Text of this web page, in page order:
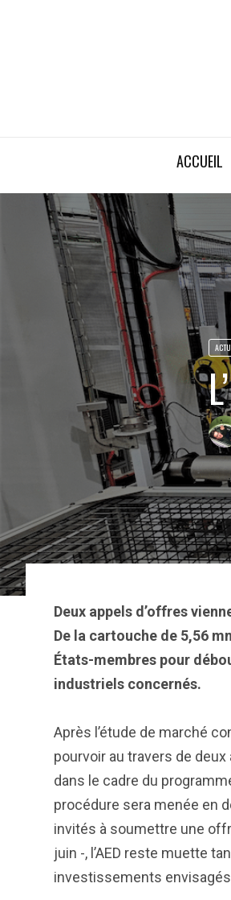
ACCUEIL
Deux appels d’offres
De la cartouche de 5,56
États-membres pour
industriels concernés.
Après l’étude de marché
pourvoir au travers de deux
dans le cadre du
procédure sera menée en
invités à soumettre une
juin -, l’AED reste muette
investissements